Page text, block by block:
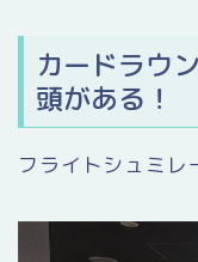
カードラウ
頭がある！
フライトシュミレ